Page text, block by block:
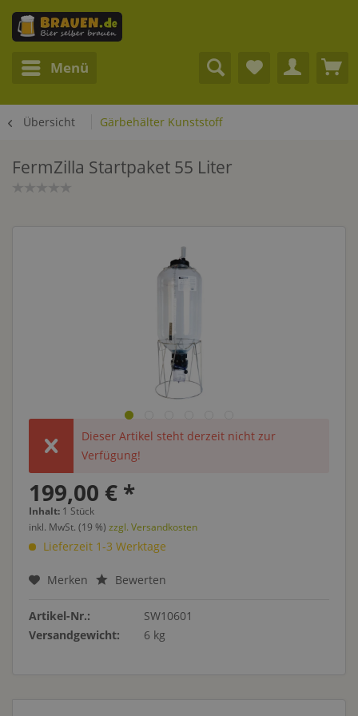
Menü
Übersicht Gärbehälter Kunststoff
FermZilla Startpaket 55 Liter
Dieser Artikel steht derzeit nicht zur
Verfügung!
199,00 € *
Inhalt: 1 Stück
inkl. MwSt. (19 %) zzgl. Versandkosten
Lieferzeit 1-3 Werktage
Merken Bewerten
Artikel-Nr.:
SW10601
Versandgewicht:
6 kg